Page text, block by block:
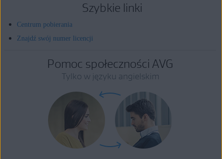
Szybkie linki
Centrum pobierania
Znajdź swój numer licencji
Pomoc społeczności AVG
Tylko w języku angielskim